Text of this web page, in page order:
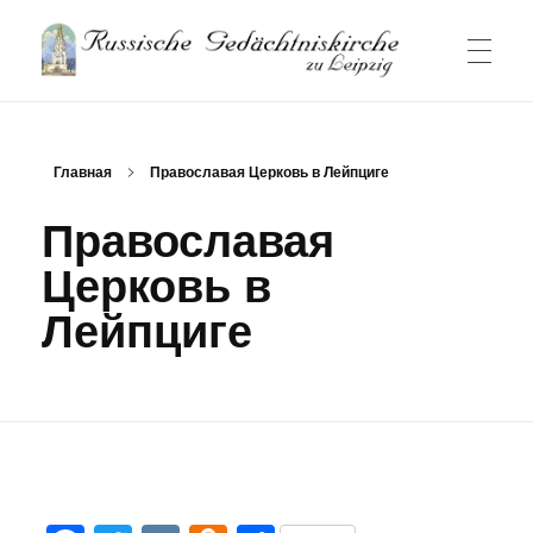
НОВОСТИ
БОГОСЛУЖЕНИЯ
Главная Православая Церковь в Лейпциге
Православая
Церковь в
Лейпциге